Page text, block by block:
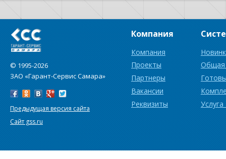
© 1995-2026
ЗАО «Гарант-Сервис Самара»
Предыдущая версия сайта
Сайт gss.ru
Компания
Компания
Проекты
Партнеры
Вакансии
Реквизиты
Общая